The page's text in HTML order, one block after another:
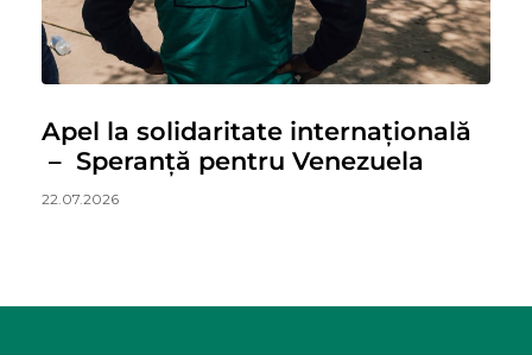
Apel la solidaritate internațională
– Speranță pentru Venezuela
22.07.2026